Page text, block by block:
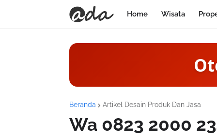
Home Wisata
Beranda Artikel Desain Produk Dan Jasa
Wa 0823 2000